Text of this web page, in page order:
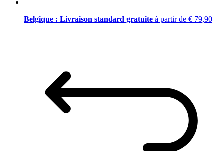
Belgique : Livraison standard gratuite à partir de € 79,90